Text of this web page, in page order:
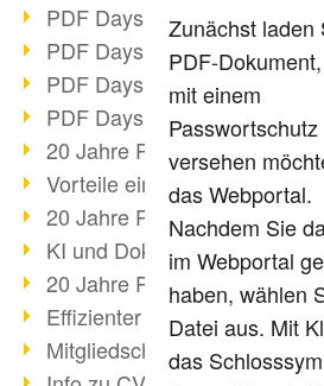
PDF Days 2022
PDF Days 2022
PDF Days 2022 Themenblock
PDF Days Europe 2022
20 Jahre PDF/X (Teil 3)
Vorteile einer PDF-
20 Jahre PDF/X (Teil 2)
KI und Dokumenten-
20 Jahre PDF/X (Teil 1)
Effizienter Dokumenten
Mitgliedschaft PDF
Zunächst laden
PDF-
mit einem
Passwortschutz
versehen
das Webportal.
Nachdem Sie
im Webportal
haben, wählen
Datei aus. Mit
das